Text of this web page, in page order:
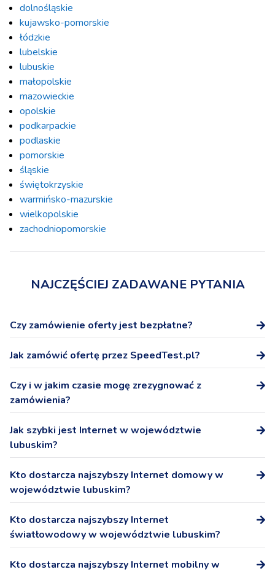
dolnośląskie
kujawsko-pomorskie
łódzkie
lubelskie
lubuskie
małopolskie
mazowieckie
opolskie
podkarpackie
podlaskie
pomorskie
śląskie
świętokrzyskie
warmińsko-mazurskie
wielkopolskie
zachodniopomorskie
NAJCZĘŚCIEJ ZADAWANE PYTANIA
Czy zamówienie oferty jest bezpłatne?
Tak, zamówienie oferty na stronie SpeedTest.pl nie wiąże
się z żadnymi dodatkowymi kosztami.
Jak zamówić ofertę przez SpeedTest.pl?
Po wybraniu oferty podaj numer telefonu, a przedstawicel
Operatora skontaktuje się z Tobą niezwłocznie w celu
potwierdzenia warunków oferty i podpisania umowy.
Czy i w jakim czasie mogę zrezygnować z
zamówienia?
W ciągu 14 dni możesz odstąpić od podpisanej na
odległość umowy bez podania przyczyny.
Jak szybki jest Internet w województwie
lubuskim?
Internet domowy - pobieranie: 207,3 Mb/s, wysyłanie:
79,7 Mb/s
Internet światłowodowy FTTH - pobieranie: 326,3 Mb/s,
wysyłanie: 137,5 Mb/s
Internet mobilny - pobieranie: 118,6 Mb/s, wysyłanie:
17,3 Mb/s
Internet 5G - pobieranie: 248,7 Mb/s, wysyłanie: 29,1
Kto dostarcza najszybszy Internet domowy w
województwie lubuskim?
Najszybszym dostawcą Internetu domowego
(stacjonarnego) w województwie lubuskim jest Orange.
Kto dostarcza najszybszy Internet
światłowodowy w województwie lubuskim?
Najszybszy światłowód FTTH w województwie lubuskim
Kto dostarcza najszybszy Internet mobilny w